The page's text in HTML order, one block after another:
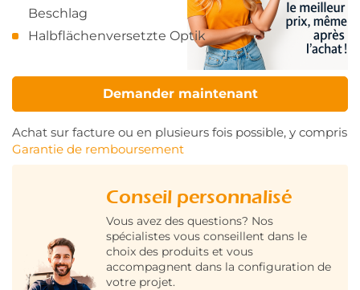
Beschlag
Halbflächenversetzte Optik
Demander maintenant
Achat sur facture ou en plusieurs fois possible, y compris
Garantie de remboursement
Conseil personnalisé
Vous avez des questions? Nos
spécialistes vous conseillent dans le
choix des produits et vous
accompagnent dans la configuration de
votre projet.